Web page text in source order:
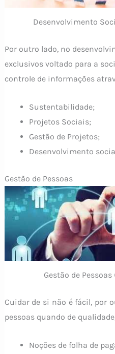
Desenvolvimento
Por outro lado, no
exclusivos voltado para a
controle de informações
Sustentabilidade;
Projetos Sociais;
Gestão de Projetos;
Desenvolvimento
Gestão de Pessoas
Gestão de
Cuidar de si não é fácil, por
pessoas quando de
Noções de folha de